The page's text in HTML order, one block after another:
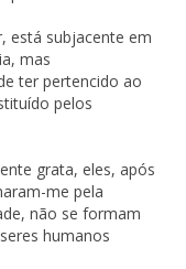
está subjacente em
mas
ter pertencido ao
pelos
grata, eles, após
me pela
não se formam
humanos